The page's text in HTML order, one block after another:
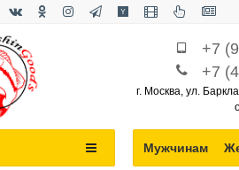
+7
+7
г. Москва, ул.
Мужчинам